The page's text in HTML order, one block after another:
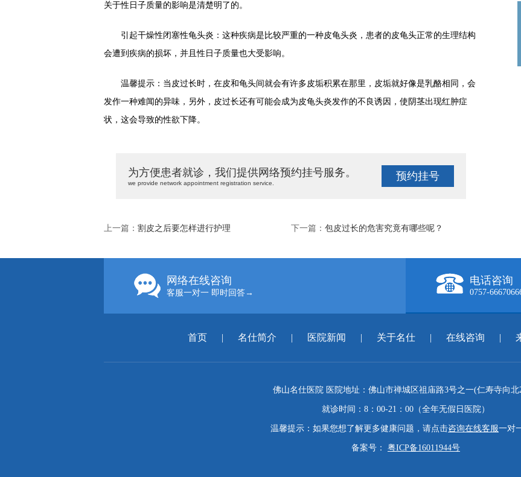
关于性日子质量的影响是清楚明了的。
引起干燥性闭塞性龟头炎：这种疾病是比较严重的一种皮龟头炎，患者的皮龟头正常的生理结构
会遭到疾病的损坏，并且性日子质量也大受影响。
温馨提示：当皮过长时，在皮和龟头间就会有许多皮垢积累在那里，皮垢就好像是乳酪相同，会
发作一种难闻的异味，另外，皮过长还有可能会成为皮龟头炎发作的不良诱因，使阴茎出现红肿症
状，这会导致的性欲下降。
为方便患者就诊，我们提供网络预约挂号服务。
we provide network appointment registration service.
预约挂号
上一篇： 割皮之后要怎样进行护理 下一篇： 包皮过长的危害究竟有哪些呢？
网络在线咨询
客服一对一 即时回答→
电话咨询
0757-
首页 | 名仕简介 | 医院新闻 | 关于名仕 | 在线咨询 |
佛山名仕医院 医院地址：佛山市禅城区祖庙路3号之一(仁寿寺向北
就诊时间：8：00-21：00（全年无假日医院）
温馨提示：如果您想了解更多健康问题，请点击咨询在线客服一对
备案号： 粤ICP备16011944号